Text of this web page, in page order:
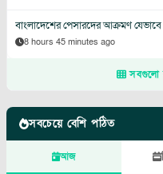
বাংলাদেশের পেসারদের আক্রমণ
8 hours 45 minutes ago
সবগুলো
সবচেয়ে বেশি পঠিত
আজ